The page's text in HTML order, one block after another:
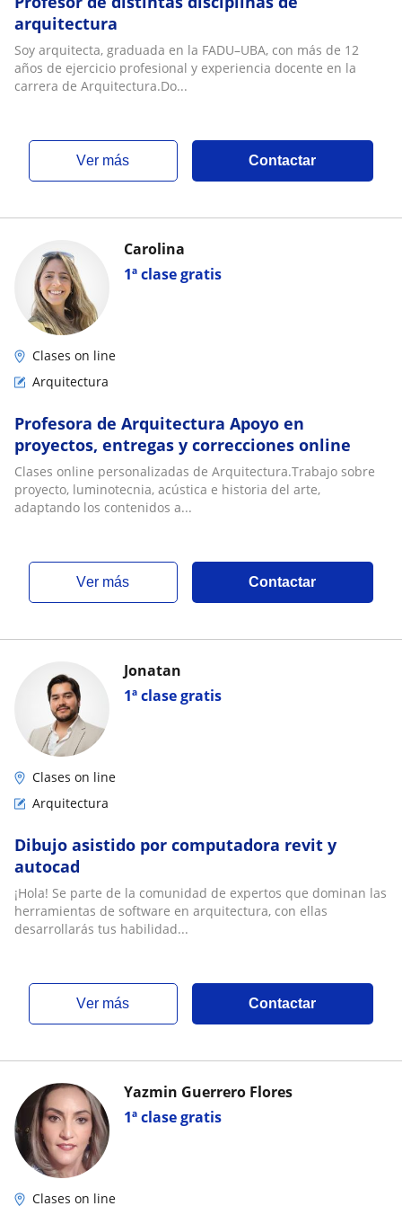
arquitectura
Soy arquitecta, graduada en la FADU–UBA, con más de 12
años de ejercicio profesional y experiencia docente en la
carrera de Arquitectura.Do...
ver más Contactar
1ª clase gratis
Carolina
Clases on line
Arquitectura
Profesora de Arquitectura Apoyo en
proyectos, entregas y correcciones online
Clases online personalizadas de Arquitectura.Trabajo sobre
proyecto, luminotecnia, acústica e historia del arte,
adaptando los contenidos a...
ver más Contactar
1ª clase gratis
Jonatan
Clases on line
Arquitectura
Dibujo asistido por computadora revit y
autocad
¡Hola! Se parte de la comunidad de expertos que dominan las
herramientas de software en arquitectura, con ellas
desarrollarás tus habilidad...
ver más Contactar
1ª clase gratis
Yazmin Guerrero Flores
Clases on line